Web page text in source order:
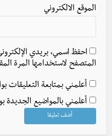
الموقع الالكتروني
احفظ اسمي، بريدي
المتصفح لاستخدامها المرة
أعلمني بمتابعة التعليقات
أعلمني بالمواضيع الجديدة